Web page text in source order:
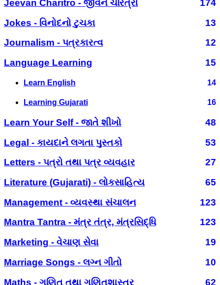
Jeevan Charitro - જીવન ચરિત્રો
174
Jokes - વિનોદનો ટુચકા
13
Journalism - પત્રકારત્વ
12
Language Learning
15
Learn English 14
Learning Gujarati 16
Learn Your Self - જાતે શીખો
48
Legal - કાયદાને લગતા પુસ્તકો
53
Letters - પત્રો તથા પત્ર વ્યવહાર
27
Literature (Gujarati) - લોકસાહિત્ય
65
Management - વ્યવસ્થા સંચાલન
123
Mantra Tantra - મંત્ર તંત્ર, મંત્રસિદ્ધિ
123
Marketing - વેચાણ સેવા
19
Marriage Songs - લગ્ન ગીતો
10
Maths - ગણિત તથા ગણિતશાસ્ત્ર
62